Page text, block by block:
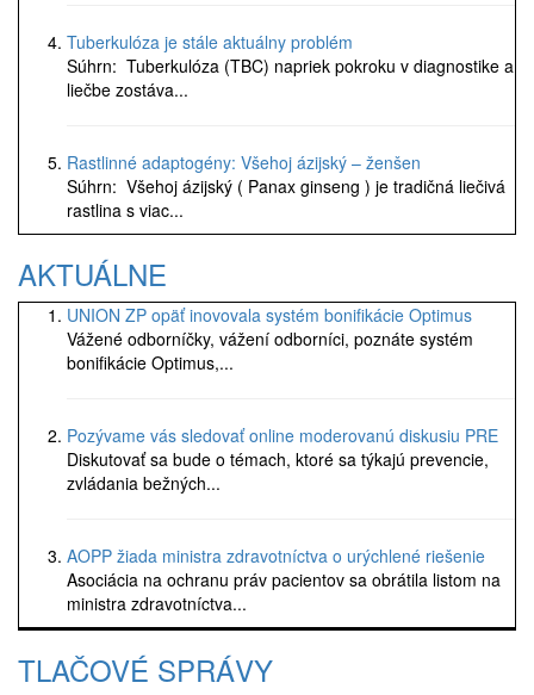
Tuberkulóza je stále aktuálny problém
Súhrn: Tuberkulóza (TBC) napriek pokroku v diagnostike a
liečbe zostáva...
Rastlinné adaptogény: Všehoj ázijský – ženšen
Súhrn: Všehoj ázijský ( Panax ginseng ) je tradičná liečivá
rastlina s viac...
AKTUÁLNE
UNION ZP opäť inovovala systém bonifikácie Optimus
Vážené odborníčky, vážení odborníci, poznáte systém
bonifikácie Optimus,...
Pozývame vás sledovať online moderovanú diskusiu PRE
Diskutovať sa bude o témach, ktoré sa týkajú prevencie,
zvládania bežných...
AOPP žiada ministra zdravotníctva o urýchlené riešenie
Asociácia na ochranu práv pacientov sa obrátila listom na
ministra zdravotníctva...
TLAČOVÉ SPRÁVY